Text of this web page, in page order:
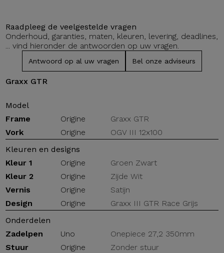
Raadpleeg de veelgestelde vragen
Onderhoud, garanties, maten, kleuren, levering, deadlines,
... vind hieronder de antwoorden op uw vragen.
Antwoord op al uw vragen Bel onze adviseurs
Graxx GTR
Model
Frame
Origine
Graxx GTR
Vork
Origine
OGV III 12x100
Kleuren en designs
Kleur 1
Origine
Groen Zwart
Kleur 2
Origine
Zijde Wit
Vernis
Origine
Satijn
Design
Origine
Graxx III GTR Race Grijs
Onderdelen
Zadelpen
Uno
Onepiece 27,2 350mm
Stuur
Origine
Zonder stuur